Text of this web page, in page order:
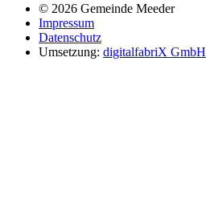
© 2026 Gemeinde Meeder
Impressum
Datenschutz
Umsetzung: digitalfabriX GmbH